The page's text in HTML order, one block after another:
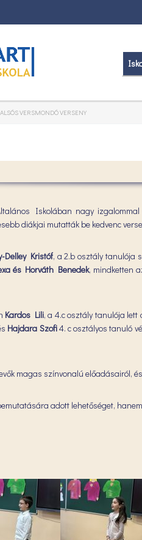
ALSÓS VERSMONDÓ VERSENY
Iskolában nagy
diákjai mutatták be kedvenc
Delley Kristóf, a 2.b osztály tanulója
és Horváth Benedek, mindketten
Kardos Lili, a 4.c osztály tanulója
Hajdara Szofi4. c osztályos tanuló
magas színvonalú előadásairól,
adott lehetőséget,